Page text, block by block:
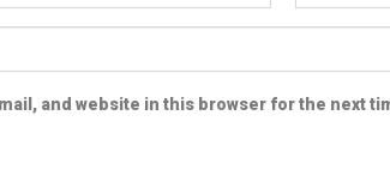
and website in this browser for the next